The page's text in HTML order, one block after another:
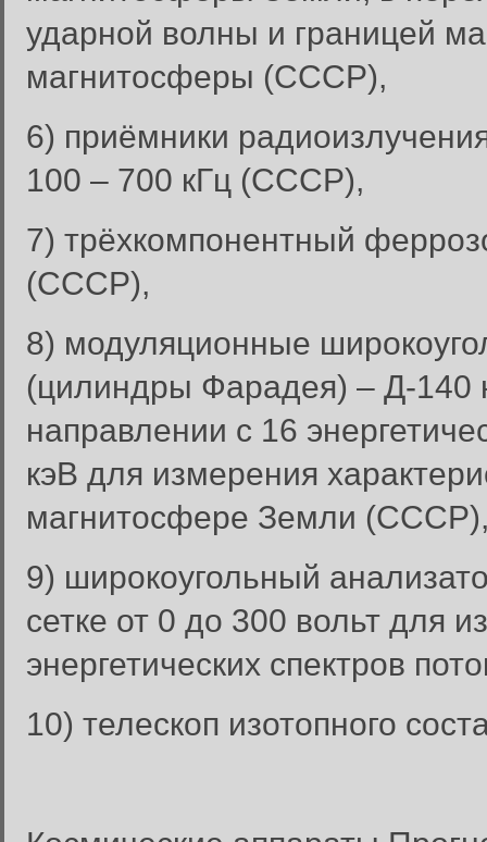
ударной волны и границей
магнитосферы (СССР),
6) приёмники
100 – 700 кГц (СССР),
7) трёхкомпонентный
(СССР),
8) модуляционные
(цилиндры Фарадея) – Д-140
направлении с 16
кэВ для измерения
магнитосфере Земли
9) широкоугольный
сетке от 0 до 300 вольт для
энергетических спектров
10) телескоп изотопного